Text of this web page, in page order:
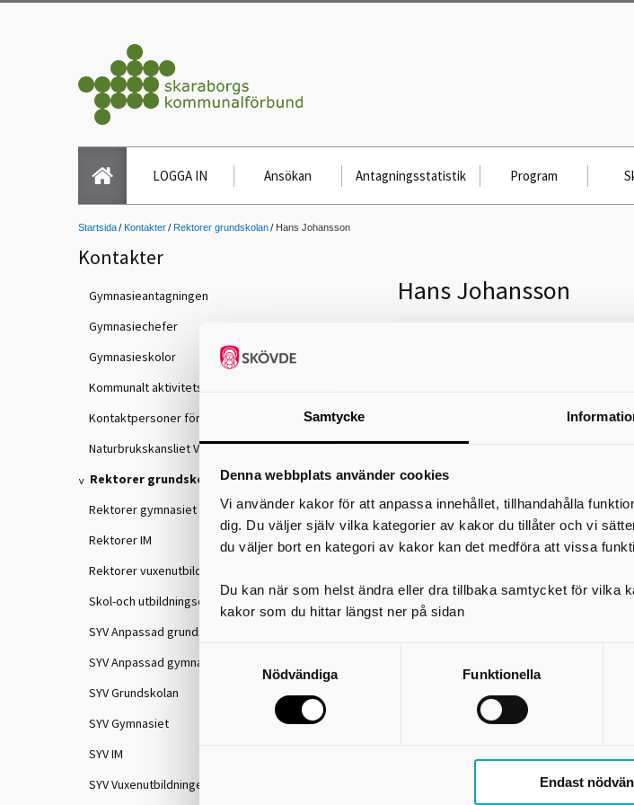
Samtycke
Denna webbplats använder cookies
Vi använder kakor för att anpassa innehållet, tillhandahålla
dig. Du väljer själv vilka kategorier av kakor du tillåter och vi
du väljer bort en kategori av kakor kan det medföra att vissa
Du kan när som helst ändra eller dra tillbaka samtycket för vilka
kakor som du hittar längst ner på sidan
Nödvändiga Funktionella
Endast
LOGGA IN Ansökan Antagningsstatistik Program
Startsida Kontakter Rektorer grundskolan Hans Johansson
Kontakter
Gymnasieantagningen
Gymnasiechefer
Gymnasieskolor
Kommunalt aktivitetsansvar (KAA)
Kontaktpersoner för IKE
Naturbrukskansliet VGR
Rektorer grundskolan
Rektorer gymnasiet
Rektorer IM
Rektorer vuxenutbildningen
Skol-och utbildningschefer
SYV Anpassad grundskola
SYV Anpassad gymnasieskola
SYV Grundskolan
SYV Gymnasiet
SYV IM
SYV Vuxenutbildningen
Hans Johansson
Telefon
*Ämne
*Meddelande